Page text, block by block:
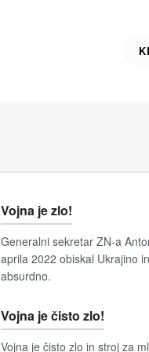
Vojna je zlo!
Generalni sekretar ZN-a
aprila 2022 obiskal Ukrajino
absurdno.
Vojna je čisto zlo!
Vojna je čisto zlo in stroj za